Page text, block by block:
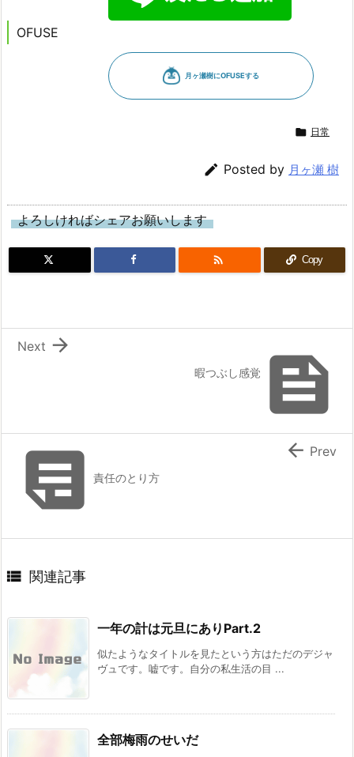
OFUSE
 日常
 Posted by 月ヶ瀬 樹
よろしければシェアお願いします
 Copy

暇つぶし感覚

Next
責任のとり方
 Prev
 関連記事
一年の計は元旦にありPart.2
似たようなタイトルを見たという方はただのデジャ
ヴュです。嘘です。自分の私生活の目 ...
全部梅雨のせいだ